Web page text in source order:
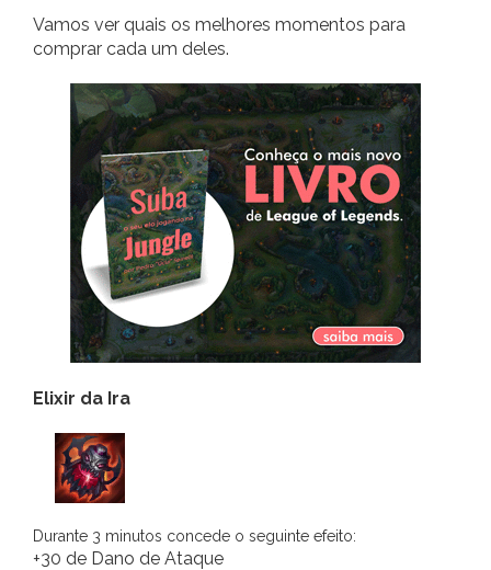
Vamos ver quais os melhores momentos para
comprar cada um deles.
Elixir da Ira
Durante 3 minutos concede o seguinte efeito:
+30 de Dano de Ataque